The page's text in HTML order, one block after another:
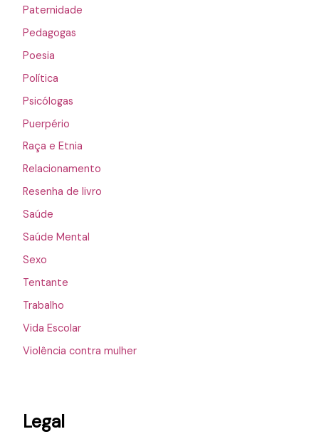
Paternidade
Pedagogas
Poesia
Política
Psicólogas
Puerpério
Raça e Etnia
Relacionamento
Resenha de livro
Saúde
Saúde Mental
Sexo
Tentante
Trabalho
Vida Escolar
Violência contra mulher
Legal